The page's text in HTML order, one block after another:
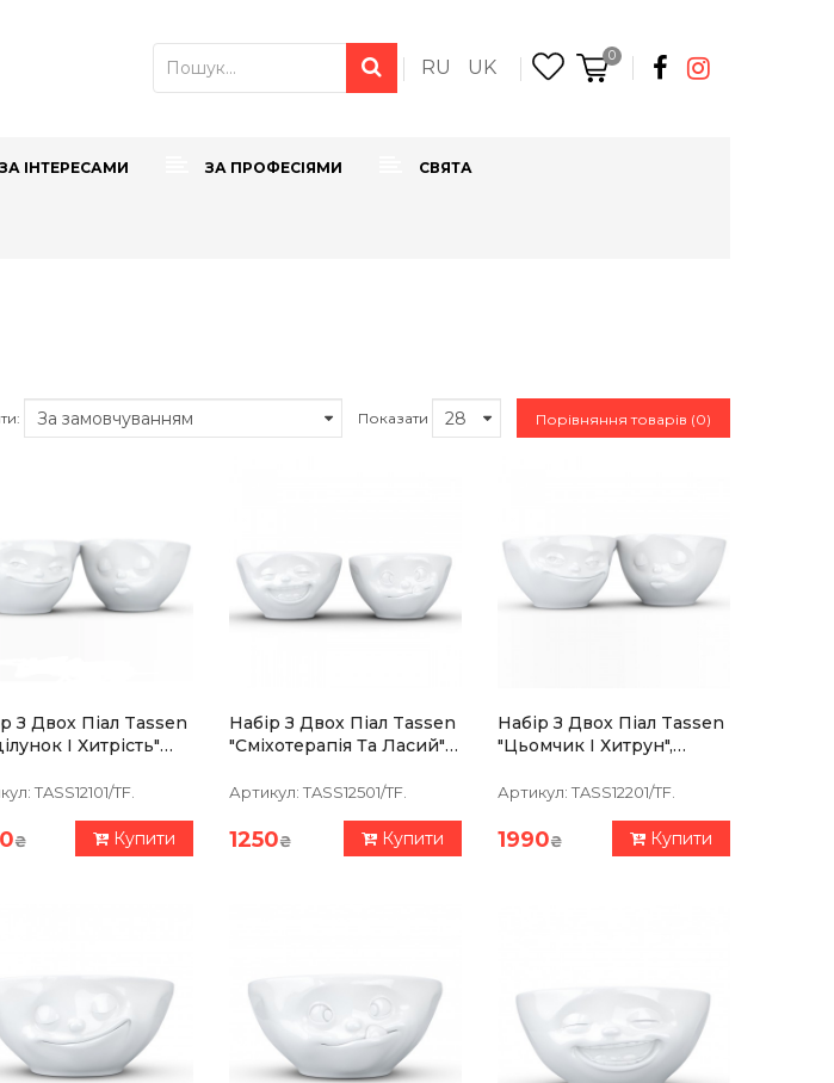
RU UK
0
ЗА ІНТЕРЕСАМИ ЗА ПРОФЕСІЯМИ СВЯТА
Показати Порівняння товарів (0)
З Двох Піал Tassen
І Хитрість"
TASS12101/TF.
₴ Купити
Набір З Двох Піал Tassen
"Сміхотерапія Та Ласий"
Артикул: TASS12501/TF.
1250₴ Купити
Набір З Двох Піал Tassen
"Цьомчик І Хитрун",
Артикул: TASS12201/TF.
1990₴ Купити